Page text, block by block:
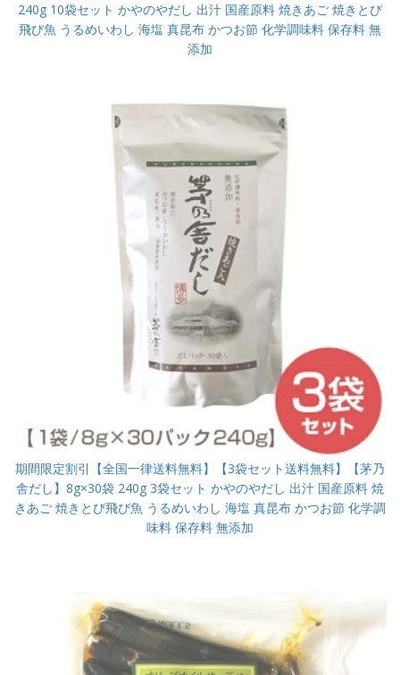
240g 10袋セット かやのやだし 出汁 国産原料 焼きあご 焼きとび
飛び魚 うるめいわし 海塩 真昆布 かつお節 化学調味料 保存料 無
添加
期間限定割引【全国一律送料無料】【3袋セット送料無料】【茅乃
舎だし】8g×30袋 240g 3袋セット かやのやだし 出汁 国産原料 焼
きあご 焼きとび飛び魚 うるめいわし 海塩 真昆布 かつお節 化学調
味料 保存料 無添加